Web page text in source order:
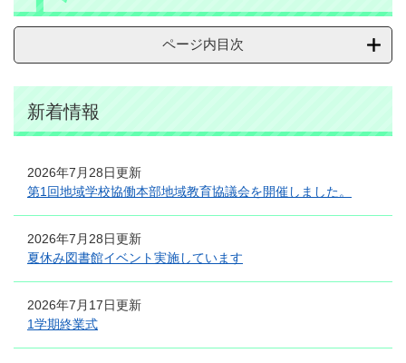
ページ内目次
新着情報
2026年7月28日更新
第1回地域学校協働本部地域教育協議会を開催しました。
2026年7月28日更新
夏休み図書館イベント実施しています
2026年7月17日更新
1学期終業式